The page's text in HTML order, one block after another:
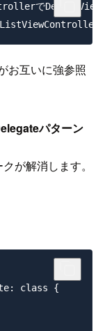
で
お互いに強参照
パターン
が解消します。
class {